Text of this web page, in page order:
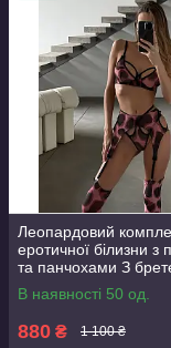
Леопардовий
еротичної білизни з
та панчохами З
М'яка чашка,
леопардовий, З
Китай, S, Принт, З
доступом
В наявності 50 од.
880 ₴ 1 100 ₴